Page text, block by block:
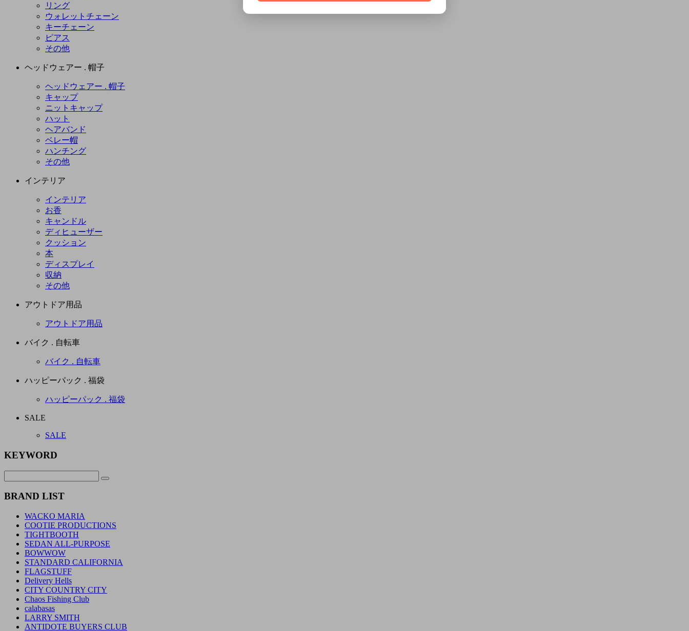
リング
ウォレットチェーン
キーチェーン
ピアス
その他
ヘッドウェアー . 帽子
ヘッドウェアー . 帽子
キャップ
ニットキャップ
ハット
ヘアバンド
ベレー帽
ハンチング
その他
インテリア
インテリア
お香
キャンドル
ディヒューザー
クッション
本
ディスプレイ
収納
その他
アウトドア用品
アウトドア用品
バイク . 自転車
バイク . 自転車
ハッピーパック . 福袋
ハッピーパック . 福袋
SALE
SALE
KEYWORD
BRAND LIST
WACKO MARIA
COOTIE PRODUCTIONS
TIGHTBOOTH
SEDAN ALL-PURPOSE
BOWWOW
STANDARD CALIFORNIA
FLAGSTUFF
Delivery Hells
CITY COUNTRY CITY
Chaos Fishing Club
calabasas
LARRY SMITH
ANTIDOTE BUYERS CLUB